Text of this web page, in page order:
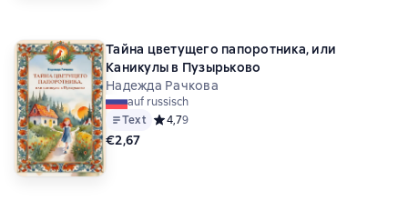
Тайна цветущего папоротника, или
Каникулы в Пузырьково
Надежда Рачкова
auf russisch
Text Средний рейтинг 4,7 на основе 9 оценок
4,79
€2,67